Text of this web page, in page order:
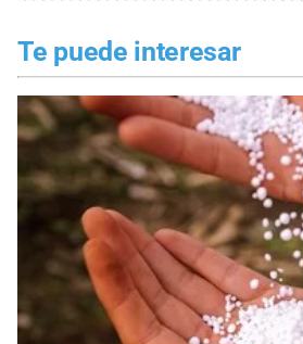
Te puede interesar